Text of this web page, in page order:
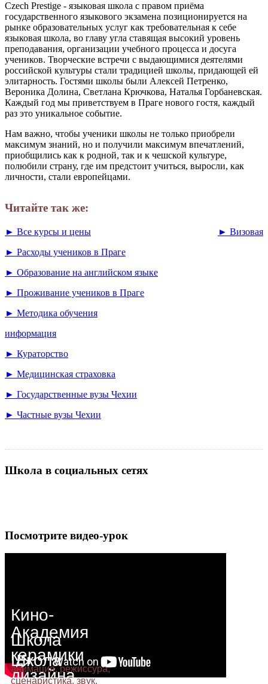
Czech Prestige - языковая школа с правом приёма
государственного языкового экзамена позиционируется на
рынке образовательных услуг как требовательная к себе
языковая школа, во главу угла ставящая высокий уровень
преподавания, организации учебного процесса и досуга
учеников. Творческие встречи с выдающимися деятелями
российской культуры стали традицией школы, придающей ей
элитарность. Гостями школы были Алексей Петренко,
Вероника Долина, Светлана Крючкова, Наталья Горбаневская.
Каждый год мы приветствуем в Праге нового гостя, каждый
раз это уникальное событие.
Нам важно, чтобы ученики школы не только приобрели
максимум знаний, но и получили максимум впечатлений,
приобщились как к родной, так и к чешской культуре,
полюбили страну, где им предстоит учиться, выросли, как
личности, стали европейцами.
Читайте так же:
► Все курсы и цены
► Расходы учеников в Праге
► Образование на английском языке
► Проживание учеников в Праге
► Методика обучения
► Визовая
информация
► Кураторство
► Медицинская страховка
► Государственные вузы Чехии
► Частные вузы Чехии
Школа в социальных сетях
Посмотрите видео-урок
Кино-
Академия
анимация, режиссура,
сценаристика, звук,
Школа
керамики
Школа
дизайна